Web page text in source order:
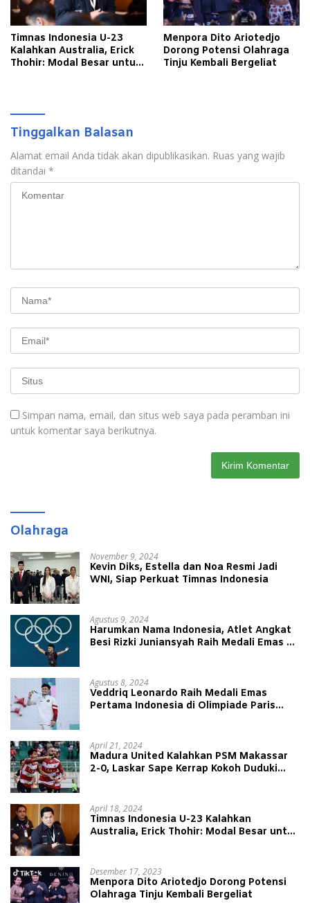
Timnas Indonesia U-23
Kalahkan Australia, Erick
Thohir: Modal Besar untuk
Menpora Dito Ariotedjo
Dorong Potensi Olahraga
Tinju Kembali Bergeliat
Tinggalkan Balasan
Alamat email Anda tidak akan dipublikasikan. Ruas yang wajib
ditandai *
Simpan nama, email, dan situs web saya pada peramban ini
untuk komentar saya berikutnya.
Olahraga
November 9, 2024
Kevin Diks, Estella dan Noa Resmi Jadi
WNI, Siap Perkuat Timnas Indonesia
Agustus 9, 2024
Harumkan Nama Indonesia, Atlet Angkat
Besi Rizki Juniansyah Raih Medali Emas di
Agustus 8, 2024
Veddriq Leonardo Raih Medali Emas
Pertama Indonesia di Olimpiade Paris
April 21, 2024
Madura United Kalahkan PSM Makassar
2-0, Laskar Sape Kerrap Kokoh Duduki
April 18, 2024
Timnas Indonesia U-23 Kalahkan
Australia, Erick Thohir: Modal Besar untuk
Desember 17, 2023
Menpora Dito Ariotedjo Dorong Potensi
Olahraga Tinju Kembali Bergeliat